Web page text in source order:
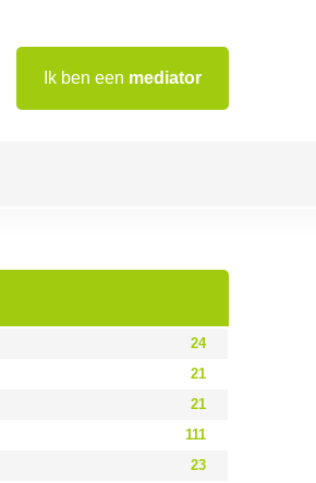
Ik ben een mediator
24
21
21
111
23